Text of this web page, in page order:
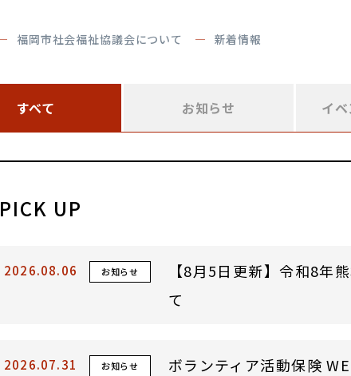
福岡市社会福祉協議会について 新着情報
すべて お知らせ イ
PICK UP
2026.08.06 お知らせ
【8月5日更新】令和8年
て
2026.07.31 お知らせ ボランティア活動保険